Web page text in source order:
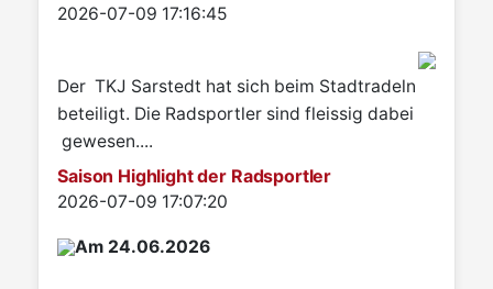
Details
2026-07-09 17:16:45
Der TKJ Sarstedt hat sich beim Stadtradeln
beteiligt. Die Radsportler sind fleissig dabei
gewesen....
Saison Highlight der Radsportler
Details
2026-07-09 17:07:20
Am 24.06.2026